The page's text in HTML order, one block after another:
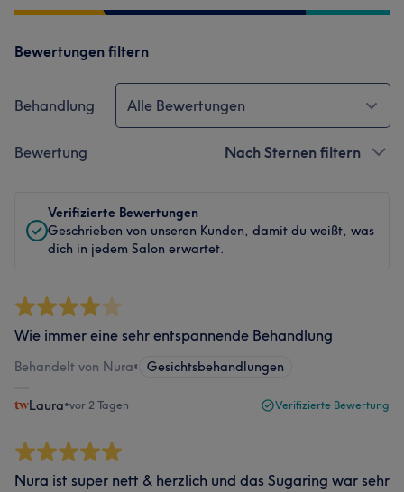
Bewertungen filtern
Behandlung Alle Bewertungen
Bewertung Nach Sternen filtern
Verifizierte Bewertungen
Geschrieben von unseren Kunden, damit du weißt, was
dich in jedem Salon erwartet.
Wie immer eine sehr entspannende Behandlung
Behandelt von Nura• Gesichtsbehandlungen
Laura•vor 2 Tagen Verifizierte Bewertung
Nura ist super nett & herzlich und das Sugaring war sehr